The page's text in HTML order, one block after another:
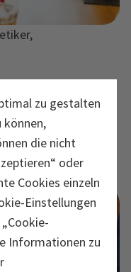
zu gestalten
können,
die nicht
oder
Cookies einzeln
Einstellungen
Informationen zu
in der